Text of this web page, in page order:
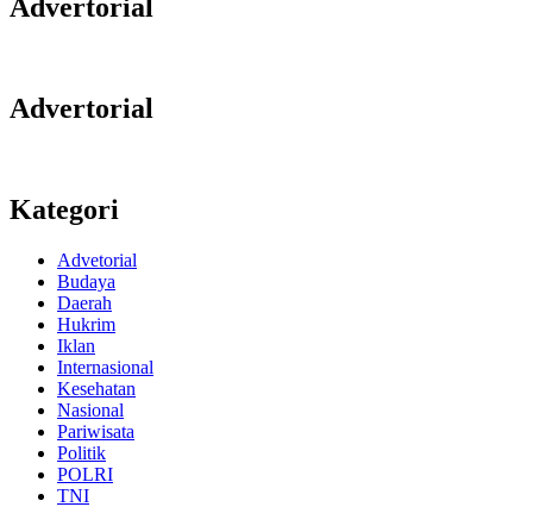
Advertorial
Advertorial
Kategori
Advetorial
Budaya
Daerah
Hukrim
Iklan
Internasional
Kesehatan
Nasional
Pariwisata
Politik
POLRI
TNI